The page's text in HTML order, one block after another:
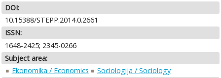
DOI:
10.15388/STEPP.2014.0.2661
ISSN:
1648-2425; 2345-0266
Subject area:
Ekonomika / Economics
Sociologija / Sociology